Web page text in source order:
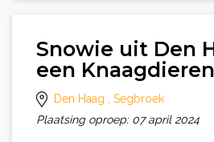
Snowie uit Den
een
Den Haag , Segbroek
Plaatsing oproep: 07 april 2024